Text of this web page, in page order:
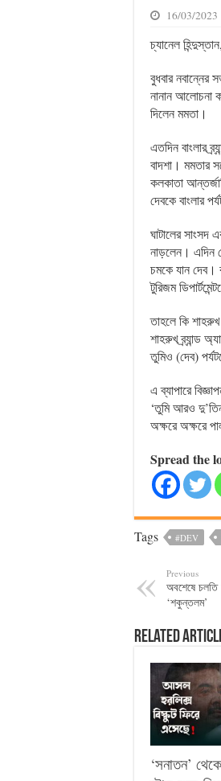
16/03/2023
চ্যানেল
বুধবার নবান্নের
নানান আলোচনা
দিলেন মমতা।
এতদিন বাংলার
বাদশা। মমতার
কলকাতা
দেবকে বাংলার
ঘাটালের সাংসদ
নাড়লেন। এদিন
চমকে যান দেব।
টুরিজম
তাহলে কি
শাহরুখ ব্র্যান্ড
তুমিও (দেব)
এ ব্যাপারে
‘তুমি আরও
অক্ষরে অক্ষরে
Spread the
Tags #DEV
Previous
অবশেষে
‘শকুন্তলম’
Related
‘সনাতন’